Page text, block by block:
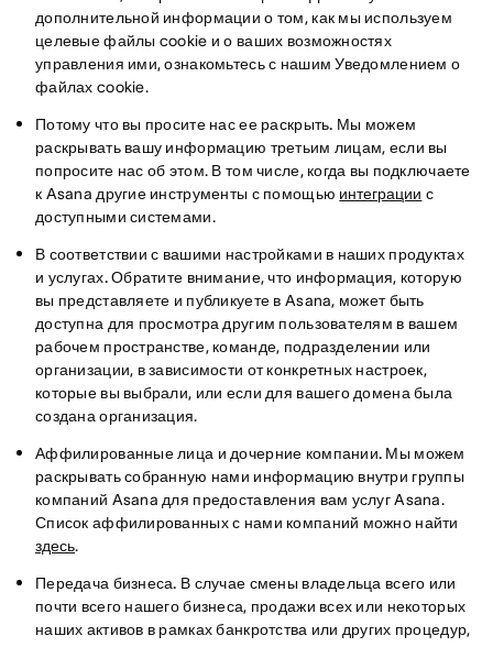
дополнительной информации о том, как мы используем
целевые файлы cookie и о ваших возможностях
управления ими, ознакомьтесь с нашим Уведомлением о
файлах cookie.
Потому что вы просите нас ее раскрыть. Мы можем
раскрывать вашу информацию третьим лицам, если вы
попросите нас об этом. В том числе, когда вы подключаете
к Asana другие инструменты с помощью интеграции с
доступными системами.
В соответствии с вашими настройками в наших продуктах
и услугах.Обратите внимание, что информация, которую
вы представляете и публикуете в Asana, может быть
доступна для просмотра другим пользователям в вашем
рабочем пространстве, команде, подразделении или
организации, в зависимости от конкретных настроек,
которые вы выбрали, или если для вашего домена была
создана организация.
Аффилированные лица и дочерние компании. Мы можем
раскрывать собранную нами информацию внутри группы
компаний Asana для предоставления вам услуг Asana.
Список аффилированных с нами компаний можно найти
здесь.
Передача бизнеса. В случае смены владельца всего или
почти всего нашего бизнеса, продажи всех или некоторых
наших активов в рамках банкротства или других процедур,